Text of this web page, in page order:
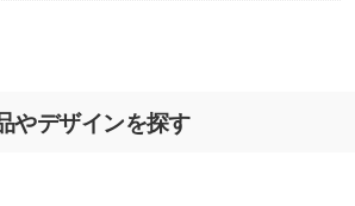
やデザインを探す